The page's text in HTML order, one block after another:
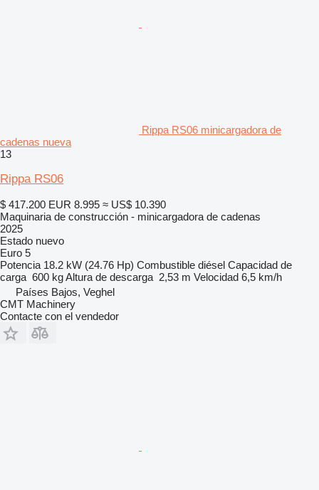
Rippa RS06 minicargadora de
cadenas nueva
13
Rippa RS06
$ 417.200 EUR 8.995 ≈ US$ 10.390
Maquinaria de construcción - minicargadora de cadenas
2025
Estado nuevo
Euro 5
Potencia 18.2 kW (24.76 Hp) Combustible diésel Capacidad de
carga 600 kgAltura de descarga 2,53 m Velocidad 6,5 km/h
Países Bajos, Veghel
CMT Machinery
Contacte con el vendedor